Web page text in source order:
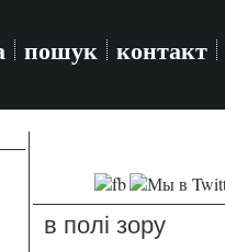
пошук контакт
в полі зору